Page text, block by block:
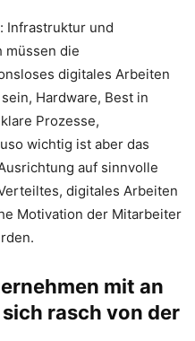
Infrastruktur und
müssen die
digitales Arbeiten
Hardware, Best in
Prozesse,
wichtig ist aber das
auf sinnvolle
digitales Arbeiten
Motivation der Mitarbeiter
mit an
rasch von der